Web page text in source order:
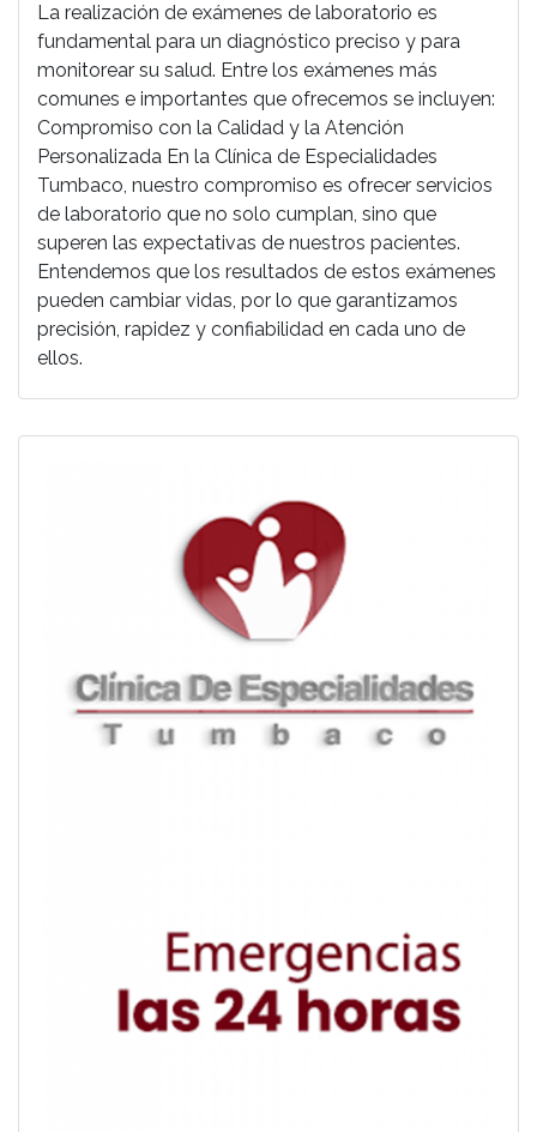
La realización de exámenes de laboratorio es
fundamental para un diagnóstico preciso y para
monitorear su salud. Entre los exámenes más
comunes e importantes que ofrecemos se incluyen:
Compromiso con la Calidad y la Atención
Personalizada En la Clínica de Especialidades
Tumbaco, nuestro compromiso es ofrecer servicios
de laboratorio que no solo cumplan, sino que
superen las expectativas de nuestros pacientes.
Entendemos que los resultados de estos exámenes
pueden cambiar vidas, por lo que garantizamos
precisión, rapidez y confiabilidad en cada uno de
ellos.